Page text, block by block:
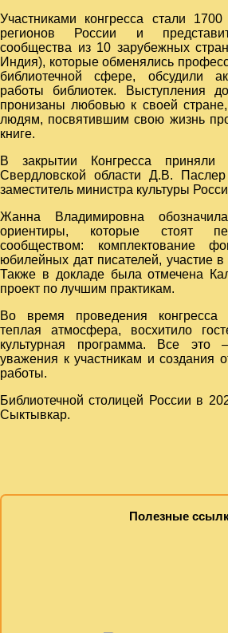
Участниками конгресса стали
регионов России и
сообщества из 10 зарубежных
Индия), которые обменялись
библиотечной сфере, обсудили
работы библиотек. Выступления
пронизаны любовью к своей стране,
людям, посвятившим свою жизнь
книге.
В закрытии Конгресса приняли
Свердловской области Д.В. Паслер
заместитель министра культуры
Жанна Владимировна
ориентиры, которые стоят
сообществом: комплектование
юбилейных дат писателей, участие в
Также в докладе была отмечена
проект по лучшим практикам.
Во время проведения конгресса
теплая атмосфера, восхитило
культурная программа. Все это
уважения к участникам и создания
работы.
Библиотечной столицей России в
Сыктывкар.
Полезные